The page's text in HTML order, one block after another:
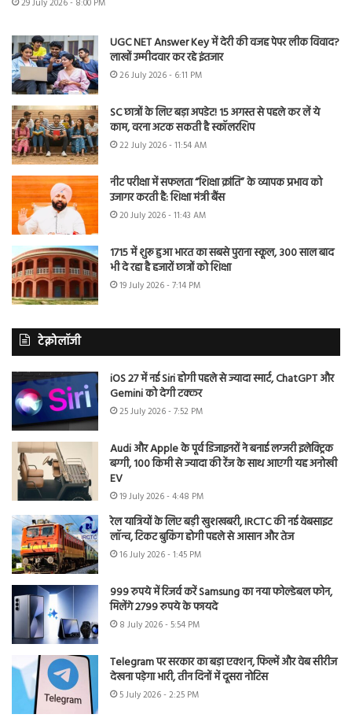
29 July 2026 - 8:00 PM
UGC NET Answer Key में देरी की वजह पेपर लीक विवाद?
लाखों उम्मीदवार कर रहे इंतजार
26 July 2026 - 6:11 PM
SC छात्रों के लिए बड़ा अपडेट! 15 अगस्त से पहले कर लें ये
काम, वरना अटक सकती है स्कॉलरशिप
22 July 2026 - 11:54 AM
नीट परीक्षा में सफलता “शिक्षा क्रांति” के व्यापक प्रभाव को
उजागर करती है: शिक्षा मंत्री बैंस
20 July 2026 - 11:43 AM
1715 में शुरू हुआ भारत का सबसे पुराना स्कूल, 300 साल बाद
भी दे रहा है हजारों छात्रों को शिक्षा
19 July 2026 - 7:14 PM
टेक्नोलॉजी
iOS 27 में नई Siri होगी पहले से ज्यादा स्मार्ट, ChatGPT और
Gemini को देगी टक्कर
25 July 2026 - 7:52 PM
Audi और Apple के पूर्व डिजाइनरों ने बनाई लग्जरी इलेक्ट्रिक
बग्गी, 100 किमी से ज्यादा की रेंज के साथ आएगी यह अनोखी
EV
19 July 2026 - 4:48 PM
रेल यात्रियों के लिए बड़ी खुशखबरी, IRCTC की नई वेबसाइट
लॉन्च, टिकट बुकिंग होगी पहले से आसान और तेज
16 July 2026 - 1:45 PM
999 रुपये में रिजर्व करें Samsung का नया फोल्डेबल फोन,
मिलेंगे 2799 रुपये के फायदे
8 July 2026 - 5:54 PM
Telegram पर सरकार का बड़ा एक्शन, फिल्में और वेब सीरीज
देखना पड़ेगा भारी, तीन दिनों में दूसरा नोटिस
5 July 2026 - 2:25 PM